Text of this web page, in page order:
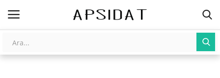
Giriş Kayıt Ol